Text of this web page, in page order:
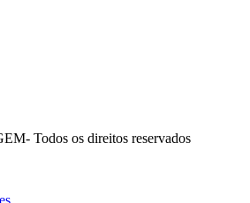
Todos os direitos reservados